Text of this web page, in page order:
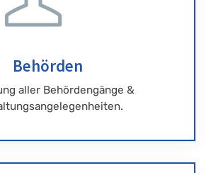
Behörden
aller Behördengänge &